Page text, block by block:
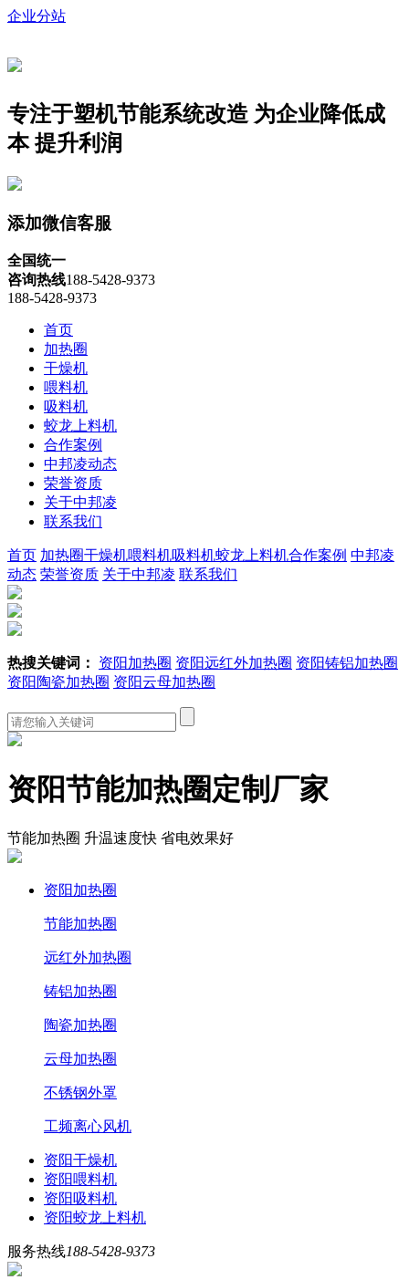
企业分站
专注于塑机节能系统改造 为企业降低成
本 提升利润
添加微信客服
全国统一
咨询热线188-5428-9373
188-5428-9373
首页
加热圈
干燥机
喂料机
吸料机
蛟龙上料机
合作案例
中邦凌动态
荣誉资质
关于中邦凌
联系我们
首页 加热圈干燥机喂料机吸料机蛟龙上料机合作案例 中邦凌
动态 荣誉资质 关于中邦凌 联系我们
热搜关键词： 资阳加热圈 资阳远红外加热圈 资阳铸铝加热圈
资阳陶瓷加热圈 资阳云母加热圈
资阳节能加热圈定制厂家
节能加热圈 升温速度快 省电效果好
资阳加热圈
节能加热圈
远红外加热圈
铸铝加热圈
陶瓷加热圈
云母加热圈
不锈钢外罩
工频离心风机
资阳干燥机
资阳喂料机
资阳吸料机
资阳蛟龙上料机
服务热线188-5428-9373